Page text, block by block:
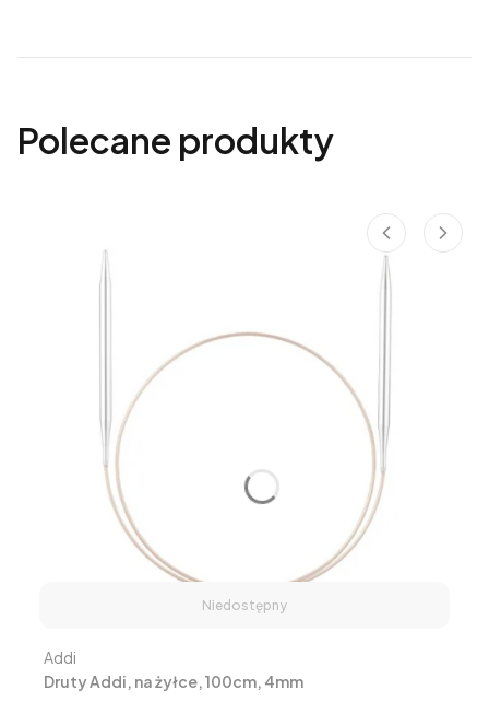
Polecane produkty
Niedostępny
Druty Addi, na żyłce, 100cm, 4mm
Producent
Addi